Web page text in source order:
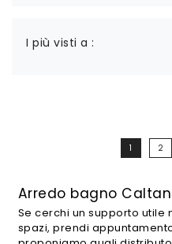
I più visti a :
1 2
Arredo bagno
Se cerchi un supporto utile
spazi, prendi